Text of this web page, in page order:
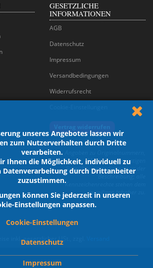
unseres Angebotes lassen wir
zum Nutzerverhalten durch Dritte
verarbeiten.
Ihnen die Möglichkeit, individuell zu
Datenverarbeitung durch Drittanbeiter
zuzustimmen.
können Sie jederzeit in unseren
Einstellungen anpassen.
Cookie-Einstellungen
Datenschutz
Impressum
GESETZLICHE
INFORMATIONEN
AGB
Datenschutz
Impressum
Versandbedingungen
Widerrufsrecht
Marken und sonstigen
Bezeichnungen dienen nur der
Beschreibung; alle
Kennzeichenrechte stehen dem
jeweiligen Inhaber zu.
inkl. gesetzlicher USt., zzgl.